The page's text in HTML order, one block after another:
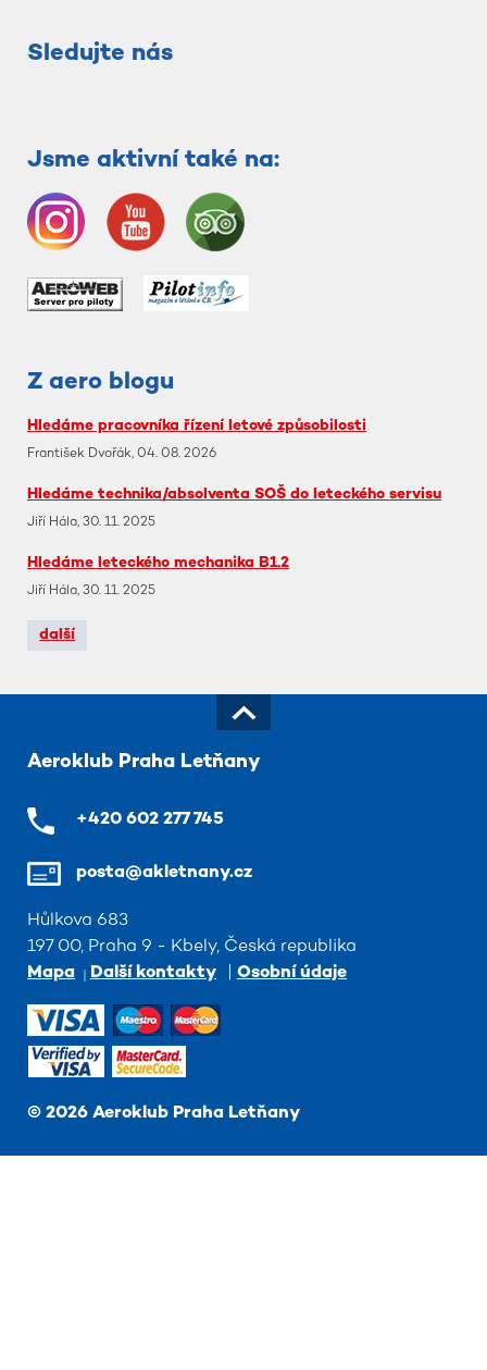
Sledujte nás
Jsme aktivní také na:
Z aero blogu
Hledáme pracovníka řízení letové způsobilosti
František Dvořák, 04. 08. 2026
Hledáme technika/absolventa SOŠ do leteckého servisu
Jiří Hála, 30. 11. 2025
Hledáme leteckého mechanika B1.2
Jiří Hála, 30. 11. 2025
další
Aeroklub Praha Letňany
+420 602 277 745
posta@akletnany.cz
Hůlkova 683
197 00, Praha 9 - Kbely, Česká republika
Mapa
Další kontakty Osobní údaje
© 2026 Aeroklub Praha Letňany